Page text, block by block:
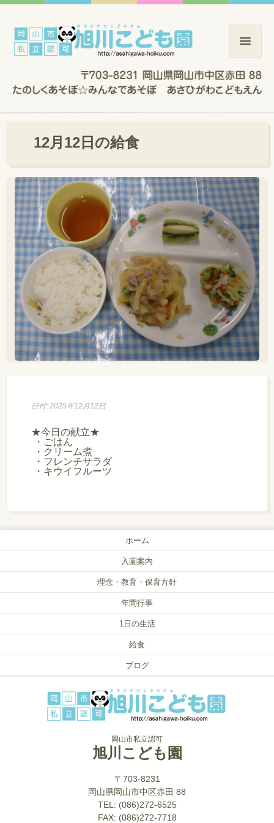
12月12日の給食
日付: 2025年12月12日
★今日の献立★
・ごはん
・クリーム煮
・フレンチサラダ
・キウイフルーツ
ホーム
入園案内
理念・教育・保育方針
年間行事
1日の生活
給食
ブログ
岡山市私立認可
旭川こども園
〒703-8231
岡山県岡山市中区赤田 88
TEL: (086)272-6525
FAX: (086)272-7718